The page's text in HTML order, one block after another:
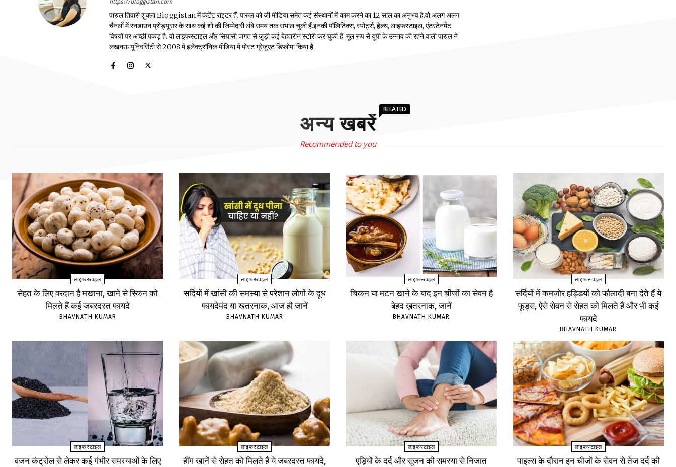
https://bloggistan.com
पारुल तिवारी शुक्ला Bloggistan में कंटेंट राइटर हैं. पारुल को ज़ी मीडिया समेत कई संस्थानों में काम करने का 12 साल का अनुभव है.वो अलग अलग
चैनलों में रनडाउन प्रोड्यूसर के साथ कई शो की जिम्मेदारी लंबे समय तक संभाल चुकी हैं.इनकी पॉलिटिक्स, स्पोर्ट्स, हेल्थ, लाइफस्टाइल, एंटरटेनमेंट
विषयों पर अच्छी पकड़ है. वो लाइफस्टाइल और सियासी जगत से जुड़ी कई बेहतरीन स्टोरी कर चुकी हैं. मूल रूप से यूपी के उन्नाव की रहने वाली पारुल ने
लखनऊ यूनिवर्सिटी से 2008 में इलेक्ट्रॉनिक मीडिया में पोस्ट ग्रेजुएट डिप्लोमा किया है.
अन्य खबरें
RELATED
Recommended to you
लाइफस्टाइल
सेहत के लिए वरदान है मखाना, खाने से स्किन को
मिलते हैं कई जबरदस्त फायदे
BHAVNATH KUMAR
लाइफस्टाइल
सर्दियों में खांसी की समस्या से परेशान लोगों के दूध
फायदेमंद या खतरनाक, आज ही जानें
BHAVNATH KUMAR
लाइफस्टाइल
चिकन या मटन खाने के बाद इन चीजों का सेवन है
बेहद ख़तरनाक, जानें
BHAVNATH KUMAR
लाइफस्टाइल
सर्दियों में कमजोर हड्डियों को फौलादी बना देते हैं ये
फूड्स, ऐसे सेवन से सेहत को मिलते हैं और भी कई
फायदे
BHAVNATH KUMAR
लाइफस्टाइल
वजन कंट्रोल से लेकर कई गंभीर समस्याओं के लिए
लाइफस्टाइल
हींग खानें से सेहत को मिलते हैं ये जबरदस्त फायदे,
लाइफस्टाइल
एड़ियों के दर्द और सूजन की समस्या से निजात
लाइफस्टाइल
पाइल्स के दौरान इन चीजों के सेवन से तेज दर्द की